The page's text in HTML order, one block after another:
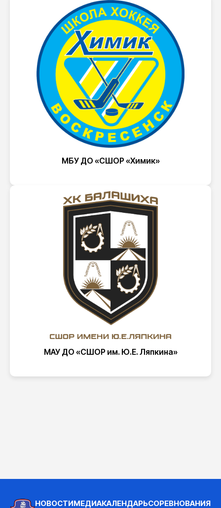
МБУ ДО «СШОР «Химик»
МАУ ДО «СШОР им. Ю.Е. Ляпкина»
НОВОСТИМЕДИАКАЛЕНДАРЬСОРЕВНОВАНИЯ